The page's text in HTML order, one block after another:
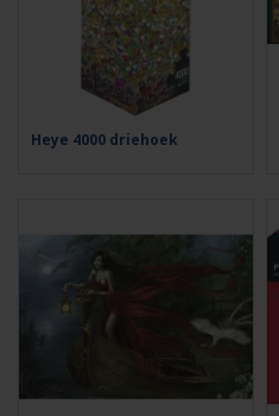
Heye 4000 driehoek